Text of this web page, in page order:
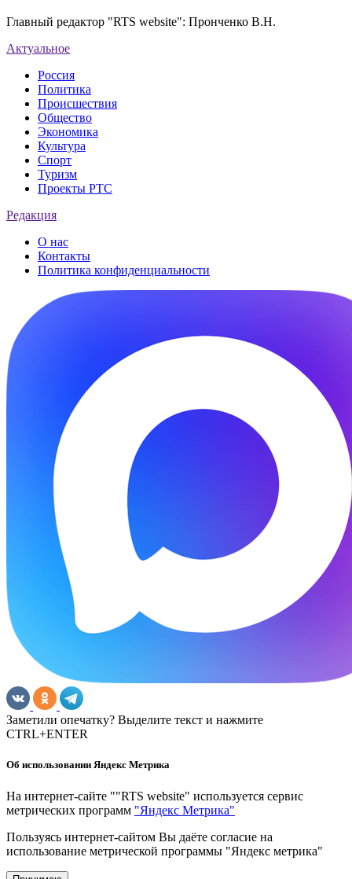
Главный редактор "RTS website": Пронченко В.Н.
Актуальное
Россия
Политика
Происшествия
Общество
Экономика
Культура
Спорт
Туризм
Проекты РТС
Редакция
О нас
Контакты
Политика конфиденциальности
Заметили опечатку? Выделите текст и нажмите
CTRL+ENTER
Об использовании Яндекс Метрика
На интернет-сайте ""RTS website" используется сервис
метрических программ "Яндекс Метрика"
Пользуясь интернет-сайтом Вы даёте согласие на
использование метрической программы "Яндекс метрика"